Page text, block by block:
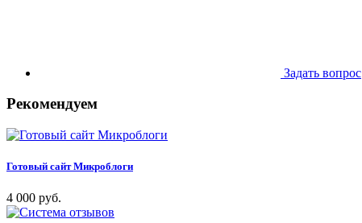
Задать вопрос
Рекомендуем
Готовый сайт Микроблоги
4 000 руб.